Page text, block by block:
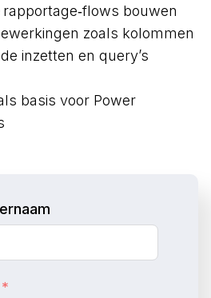
bouwen
zoals kolommen
inzetten en query’s
basis voor Power